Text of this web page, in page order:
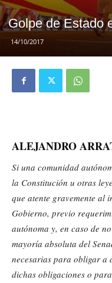
Golpe de Estado
14/10/2017
ALEJANDRO
Si una comunidad
la Constitución u otras
que atente gravemente al
Gobierno, previo
autónoma y, en caso de
mayoría absoluta del
necesarias para obligar a
dichas obligaciones o